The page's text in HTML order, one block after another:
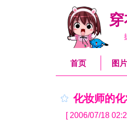
首页 图
化妆师的
[ 2006/07/18